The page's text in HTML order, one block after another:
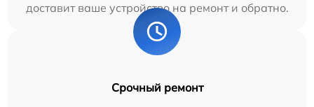
доставит ваше устройство на ремонт и обратно.
Срочный ремонт